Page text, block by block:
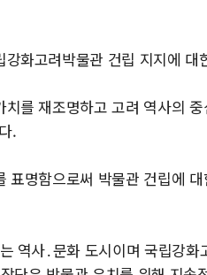
화고려박물관 건립 지지에 대
를 재조명하고 고려 역사의
.
명함으로써 박물관 건립에
역사․문화 도시이며 국립강